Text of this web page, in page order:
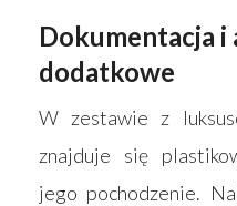
Dokumentacja i
dodatkowe
W zestawie z
znajduje się
jego pochodzenie.